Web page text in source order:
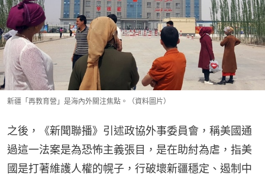
新疆「再教育營」是海內外關注焦點。（資料圖片）
之後，《新聞聯播》引述政協外事委員會，稱美國通
過這一法案是為恐怖主義張目，是在助紂為虐，指美
國是打著維護人權的幌子，行破壞新疆穩定、遏制中